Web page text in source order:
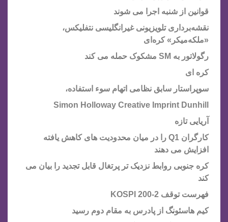
قوانین از شنبه اجرا می شوند
نقشه‌برداری تلویزیونی غیرانگلیسی نتفلیکس،
«ملکه‌میکر» کره‌ای
رگولاتور به SM مشکوک حمله می کند
کره ای
سوپراستار سابق نظامی اتهام سوء استفاده،
Simon Holloway Creative Imprint Dunhill
آریایی تازه
کارگران Q1 را در میان محدودیت های کاهش یافته
افزایش می دهند
کره جنوبی روابط نزدیک تر پرتغال قابل تجدید را بیان می
کند
فهرست توقف KOSPI 200-2
کیم هاسئونگ از پادرس به مقام دوم رسید